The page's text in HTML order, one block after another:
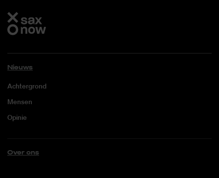
Nieuws
Achtergrond
Mensen
Opinie
Over ons